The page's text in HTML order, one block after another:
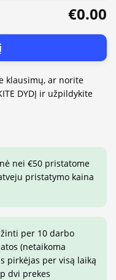
€0.00
klausimų, ar norite
DYDĮ ir užpildykite
nei €50 pristatome
pristatymo kaina
per 10 darbo
(netaikoma
pirkėjas per visą laiką
dvi prekes